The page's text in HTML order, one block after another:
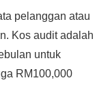
pelanggan atau
Kos audit adalah
untuk
RM100,000